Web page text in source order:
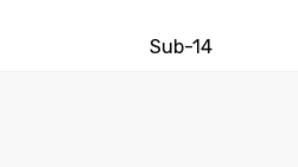
Sub-14